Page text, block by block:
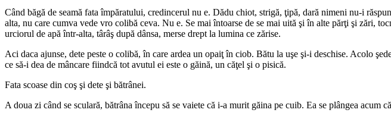
Când băgă de seamă fata împăratului, credincerul nu e. Dădu chiot, strigă, ţipă, dară nimeni nu-i
alta, nu care cumva vede vro colibă ceva. Nu e. Se mai întoarse de se mai uită şi în alte părţi şi zări,
urciorul de apă într-alta, târâş după dânsa, merse drept la lumina ce zărise.
Aci daca ajunse, dete peste o colibă, în care ardea un opaiţ în ciob. Bătu la uşe şi-i deschise. Acolo
ce să-i dea de mâncare fiindcă tot avutul ei este o găină, un căţel şi o pisică.
Fata scoase din coş şi dete şi bătrânei.
A doua zi când se sculară, bătrâna începu să se vaiete că i-a murit găina pe cuib. Ea se plângea acum